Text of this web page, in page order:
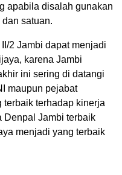
apabila disalah gunakan
satuan.
2 Jambi dapat menjadi
karena Jambi
ini sering di datangi
maupun pejabat
terbaik terhadap kinerja
Denpal Jambi terbaik
menjadi yang terbaik